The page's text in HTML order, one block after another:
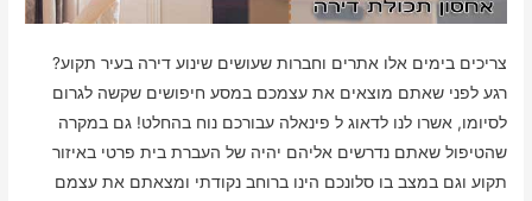
צריכים בימים אלו אתרים וחברות שעושים שינוע דירה בעיר תקוע?
רגע לפני שאתם מוצאים את עצמכם במסע חיפושים שקשה לגרום
לסיומו, אשרו לנו לדאוג ל פינאלה עבורכם נוח בהחלט! גם במקרה
שהטיפול שאתם נדרשים אליהם יהיה של העברת בית פרטי באיזור
תקוע וגם במצב בו סלונכם הינו ברוחב נקודתי ומצאתם את עצמם